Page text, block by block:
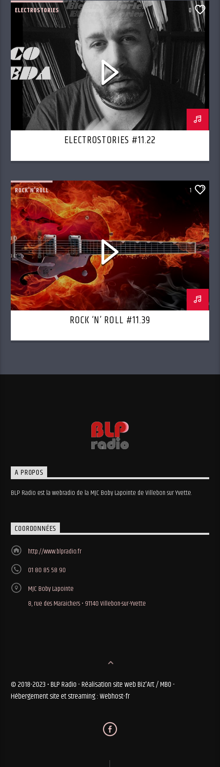
ELECTROSTORIES 0
ELECTROSTORIES #11.22
ROCK'N'ROLL 1
ROCK ‘N’ ROLL #11.39
A PROPOS
BLP Radio est la webradio de la MJC Boby Lapointe de Villebon sur Yvette.
COORDONNÉES
http://www.blpradio.fr
01 80 85 58 90
MJC Boby Lapointe
8, rue des Maraichers • 91140 Villebon-sur-Yvette
© 2018-2023 • BLP Radio - Réalisation site web Biz'Art / MBO -
Hébergement site et streaming : Webhost-fr